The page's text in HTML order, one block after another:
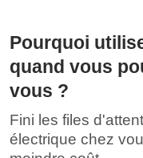
Pourquoi
quand vous
vous ?
Fini les files
électrique chez